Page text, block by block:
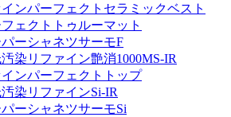
ンパーフェクトセラミックベスト
ェクトトゥルーマット
パーシャネツサーモF
染リファイン艶消1000MS-IR
ンパーフェクトトップ
染リファインSi-IR
パーシャネツサーモSi